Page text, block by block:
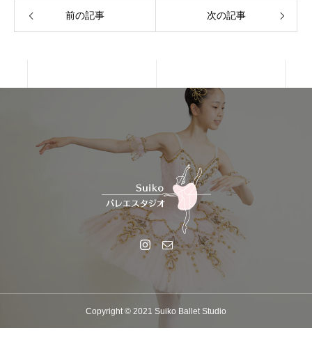
前の記事 次の記事
Copyright © 2021 Suiko Ballet Studio